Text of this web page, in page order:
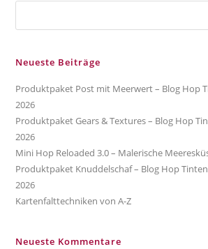
Neueste Beiträge
Produktpaket Post mit Meerwert – Blog Hop
2026
Produktpaket Gears & Textures – Blog Hop
2026
Mini Hop Reloaded 3.0 – Malerische
Produktpaket Knuddelschaf – Blog Hop
2026
Kartenfalttechniken von A-Z
Neueste Kommentare